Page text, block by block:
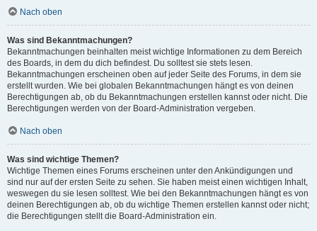
Nach oben
Was sind Bekanntmachungen?
Bekanntmachungen beinhalten meist wichtige Informationen zu dem Bereich
des Boards, in dem du dich befindest. Du solltest sie stets lesen.
Bekanntmachungen erscheinen oben auf jeder Seite des Forums, in dem sie
erstellt wurden. Wie bei globalen Bekanntmachungen hängt es von deinen
Berechtigungen ab, ob du Bekanntmachungen erstellen kannst oder nicht. Die
Berechtigungen werden von der Board-Administration vergeben.
Nach oben
Was sind wichtige Themen?
Wichtige Themen eines Forums erscheinen unter den Ankündigungen und
sind nur auf der ersten Seite zu sehen. Sie haben meist einen wichtigen Inhalt,
weswegen du sie lesen solltest. Wie bei den Bekanntmachungen hängt es von
deinen Berechtigungen ab, ob du wichtige Themen erstellen kannst oder nicht;
die Berechtigungen stellt die Board-Administration ein.